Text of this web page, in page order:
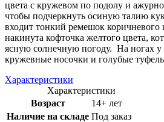
цвета с кружевом по подолу и
чтобы подчеркнуть осиную талию
входит тонкий ремешок коричневого
накинута кофточка желтого цвета,
ясную солнечную погоду. На ногах
кружевные носочки и голубые
Характеристики
Характеристики
Возраст
14+ лет
Наличие на складе Под заказ